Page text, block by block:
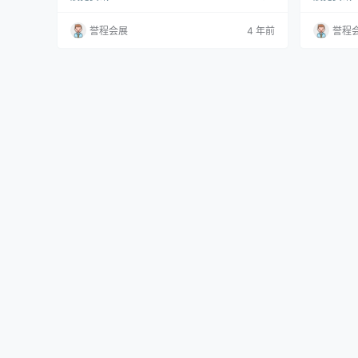
时的想法。 该系列以宫崎骏自编自导的电影《M
y Neighbor Totoro》中的Totoro命名，包括一张
誉程会展 4 年前
有清新的
3D打印
誉程